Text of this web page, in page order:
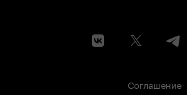
Соглашение